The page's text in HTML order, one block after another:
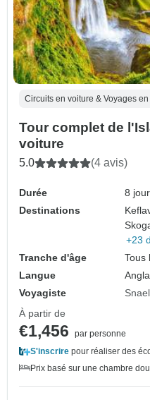
Circuits en voiture & Voyages
Tour complet de
voiture
5.0 (4 avis)
Durée
8
Destinations
+23
Tranche d'âge
Tous
Langue
Voyagiste
À partir de
€1,456
par personne
S'inscrire pour réaliser des
Prix basé sur une chambre